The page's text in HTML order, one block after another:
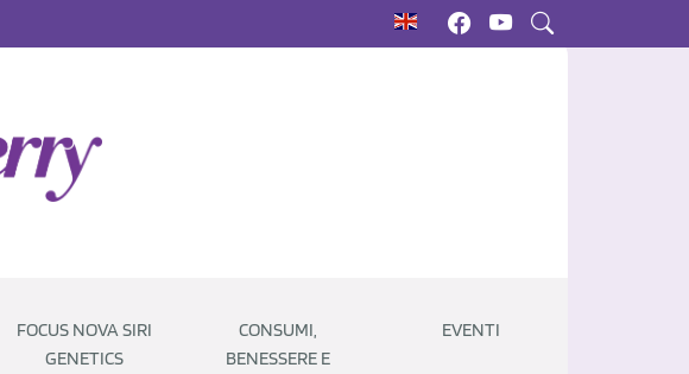
FOCUS NOVA SIRI
GENETICS
CONSUMI,
BENESSERE E
EVENTI